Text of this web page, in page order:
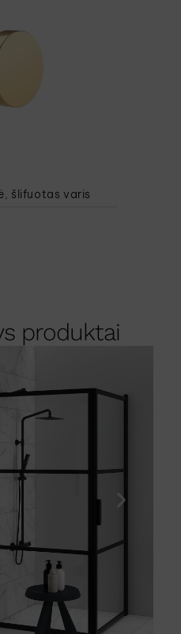
šlifuotas varis
produktai